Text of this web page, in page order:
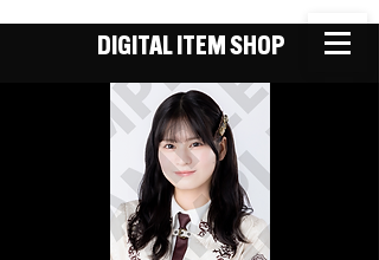
DIGITAL ITEM SHOP